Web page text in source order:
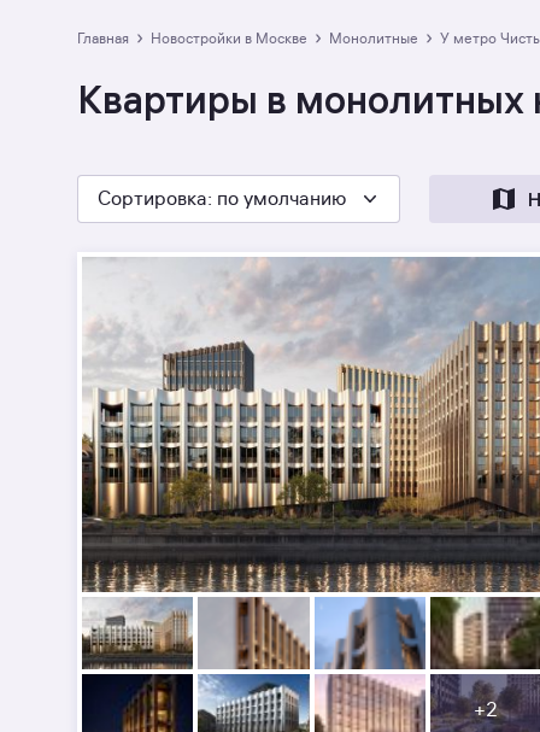
Главная › Новостройки в Москве › монолитные › у метро
Квартиры в монолитных
Сортировка: по умолчанию
+2